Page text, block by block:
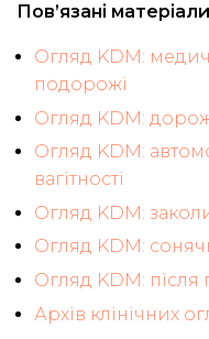
Пов’язані
Огляд KDM:
подорожі
Огляд KDM:
Огляд KDM:
вагітності
Огляд KDM:
Огляд KDM:
Огляд KDM:
Архів клінічних